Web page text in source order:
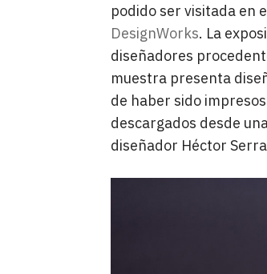
podido ser visitada en
DesignWorks. La
diseñadores
muestra presenta
de haber sido
descargados desde
diseñador Héctor